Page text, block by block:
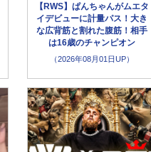
【RWS】ぱんちゃんがムエタ
イデビューに計量パス！大き
な広背筋と割れた腹筋！相手
は16歳のチャンピオン
（2026年08月01日UP）